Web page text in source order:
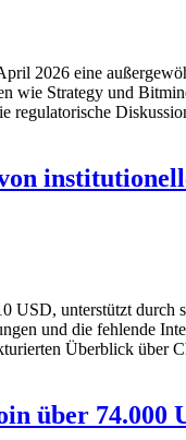
2026 eine
Strategy und
regulatorische
unterstützt durch
und die fehlende
Überblick
über 74.000